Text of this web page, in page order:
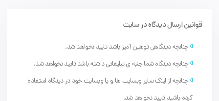
قوانین ارسال دیدگاه در سایت
چنانچه دیدگاهی توهین آمیز باشد تایید نخواهد شد.
چنانچه دیدگاه شما جنبه ی تبلیغاتی داشته باشد تایید نخواهد شد.
چنانچه از لینک سایر وبسایت ها و یا وبسایت خود در دیدگاه استفاده
کرده باشید تایید نخواهد شد.